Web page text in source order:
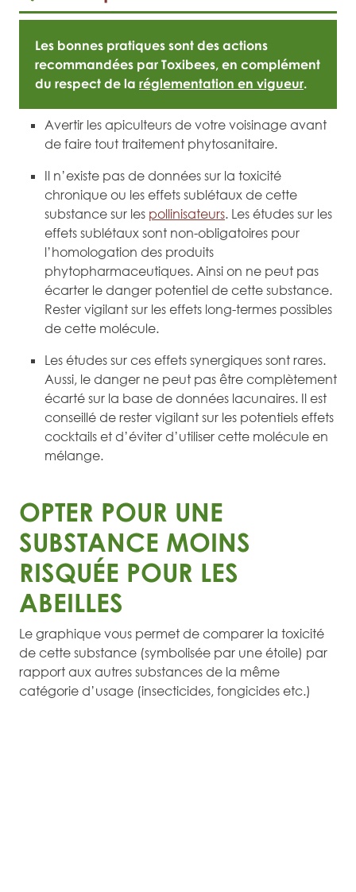
Les bonnes pratiques sont des actions
recommandées par Toxibees, en complément
du respect de la réglementation en vigueur.
Avertir les apiculteurs de votre voisinage avant
de faire tout traitement phytosanitaire.
Il n’existe pas de données sur la toxicité
chronique ou les effets sublétaux de cette
substance sur les pollinisateurs. Les études sur les
effets sublétaux sont non-obligatoires pour
l’homologation des produits
phytopharmaceutiques. Ainsi on ne peut pas
écarter le danger potentiel de cette substance.
Rester vigilant sur les effets long-termes possibles
de cette molécule.
Les études sur ces effets synergiques sont rares.
Aussi, le danger ne peut pas être complètement
écarté sur la base de données lacunaires. Il est
conseillé de rester vigilant sur les potentiels effets
cocktails et d’éviter d’utiliser cette molécule en
mélange.
OPTER POUR UNE
SUBSTANCE MOINS
RISQUÉE POUR LES
ABEILLES
Le graphique vous permet de comparer la toxicité
de cette substance (symbolisée par une étoile) par
rapport aux autres substances de la même
catégorie d’usage (insecticides, fongicides etc.)